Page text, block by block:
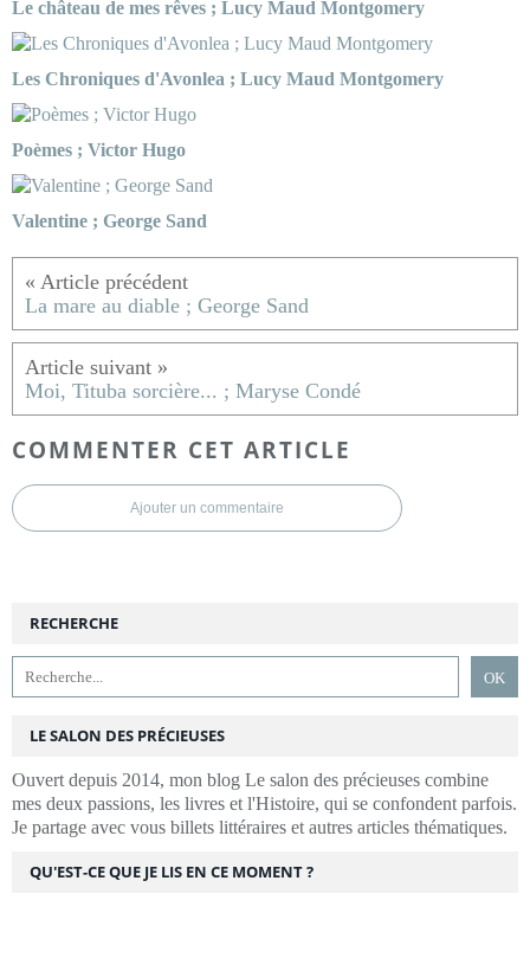
Le château de mes rêves ; Lucy Maud Montgomery
Les Chroniques d'Avonlea ; Lucy Maud Montgomery
Poèmes ; Victor Hugo
Valentine ; George Sand
La mare au diable ; George Sand
Moi, Tituba sorcière... ; Maryse Condé
COMMENTER CET ARTICLE
Ajouter un commentaire
RECHERCHE
LE SALON DES PRÉCIEUSES
Ouvert depuis 2014, mon blog Le salon des précieuses combine
mes deux passions, les livres et l'Histoire, qui se confondent parfois.
Je partage avec vous billets littéraires et autres articles thématiques.
QU'EST-CE QUE JE LIS EN CE MOMENT ?